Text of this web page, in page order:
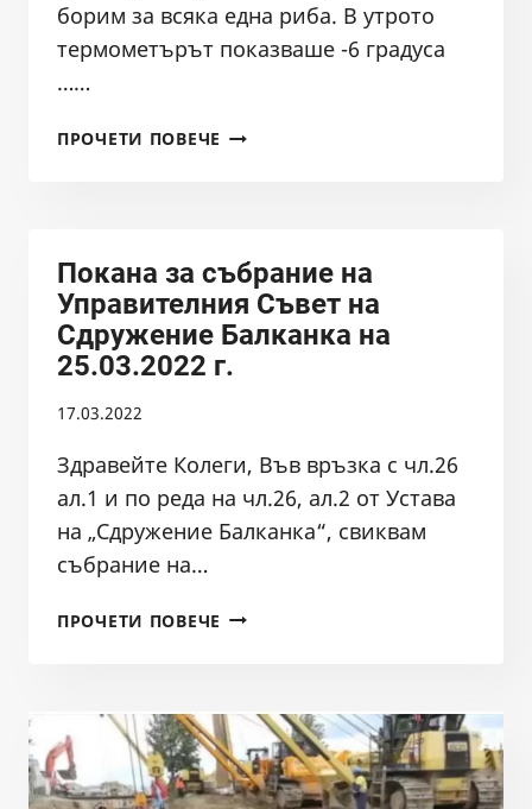
борим за всяка една риба. В утрото
термометърът показваше -6 градуса
……
ПРОЧЕТИ ПОВЕЧЕ В
Покана за събрание на
Управителния Съвет на
Сдружение Балканка на
25.03.2022 г.
17.03.2022
Здравейте Колеги, Във връзка с чл.26
ал.1 и по реда на чл.26, ал.2 от Устава
на „Сдружение Балканка“, свиквам
събрание на…
ПРОЧЕТИ ПОВЕЧЕ ПОКАНА
УПРАВИТЕЛНИЯ
СЪВЕТ
НА